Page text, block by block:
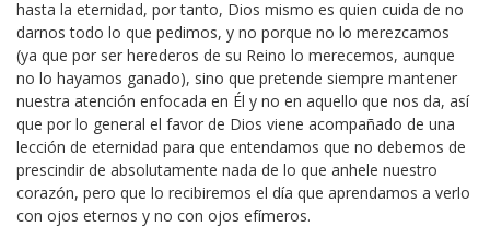
hasta la eternidad, por tanto, Dios mismo es quien cuida de no
darnos todo lo que pedimos, y no porque no lo merezcamos
(ya que por ser herederos de su Reino lo merecemos, aunque
no lo hayamos ganado), sino que pretende siempre mantener
nuestra atención enfocada en Él y no en aquello que nos da, así
que por lo general el favor de Dios viene acompañado de una
lección de eternidad para que entendamos que no debemos de
prescindir de absolutamente nada de lo que anhele nuestro
corazón, pero que lo recibiremos el día que aprendamos a verlo
con ojos eternos y no con ojos efímeros.